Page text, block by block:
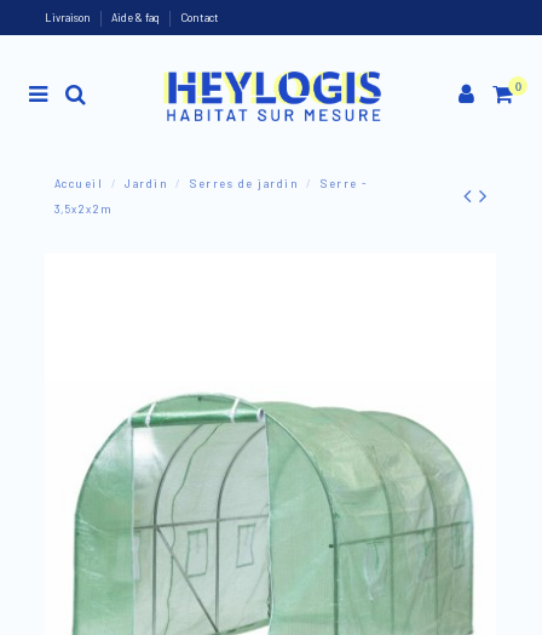
Livraison Aide & faq Contact
0
Accueil Jardin Serres de jardin
Serre -
3,5x2x2m